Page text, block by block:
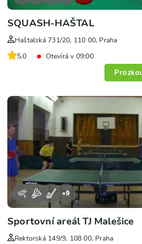
SQUASH-HAŠTAL
Haštalská 731/20, 110 00, Praha
5.0
Otevírá v 09:00
+9
Sportovní areál TJ Malešice
Rektorská 149/9, 108 00, Praha